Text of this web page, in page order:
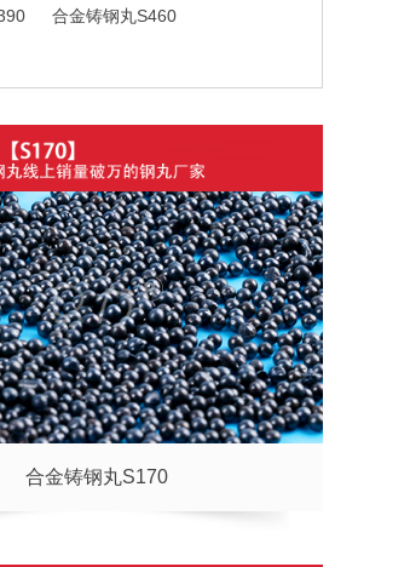
合金铸钢丸S460
合金铸钢丸S170